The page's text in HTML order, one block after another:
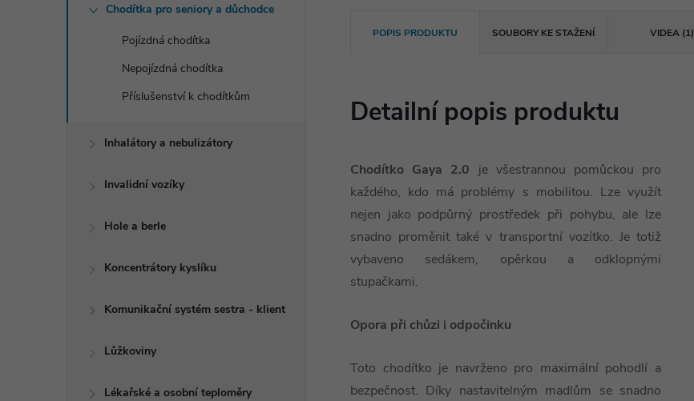
Chodítka pro seniory a důchodce
Pojízdná chodítka
Nepojízdná chodítka
Příslušenství k chodítkům
Inhalátory a nebulizátory
Invalidní vozíky
Hole a berle
Koncentrátory kyslíku
Komunikační systém sestra - klient
Lůžkoviny
Lékařské a osobní teploměry
POPIS PRODUKTU SOUBORY KE STAŽENÍ VIDEA (1)
Detailní popis produktu
Chodítko Gaya 2.0 je všestrannou pomůckou pro
každého, kdo má problémy s mobilitou. Lze využít
nejen jako podpůrný prostředek při pohybu, ale lze
snadno proměnit také v transportní vozítko. Je totiž
vybaveno sedákem, opěrkou a odklopnými
stupačkami.
Opora při chůzi i odpočinku
Toto chodítko je navrženo pro maximální pohodlí a
bezpečnost. Díky nastavitelným madlům se snadno